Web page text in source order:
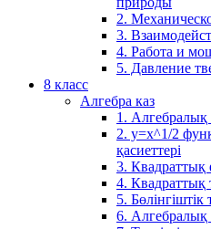
2.
3.
4. Работа и
5. Давление
8 класс
Алгебра каз
1. Алгебралық
2. у=х^1/2
қасиеттері
3.
4. Квадраттық
5.
6. Алгебралық